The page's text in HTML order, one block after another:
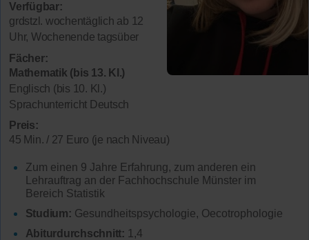
Verfügbar:
grdstzl. wochentäglich ab 12
Uhr, Wochenende tagsüber
Fächer:
Mathematik (bis 13. Kl.)
Englisch (bis 10. Kl.)
Sprachunterricht Deutsch
Preis:
45 Min. / 27 Euro (je nach Niveau)
Zum einen 9 Jahre Erfahrung, zum anderen ein
Lehrauftrag an der Fachhochschule Münster im
Bereich Statistik
Studium: Gesundheitspsychologie, Oecotrophologie
Abiturdurchschnitt: 1,4